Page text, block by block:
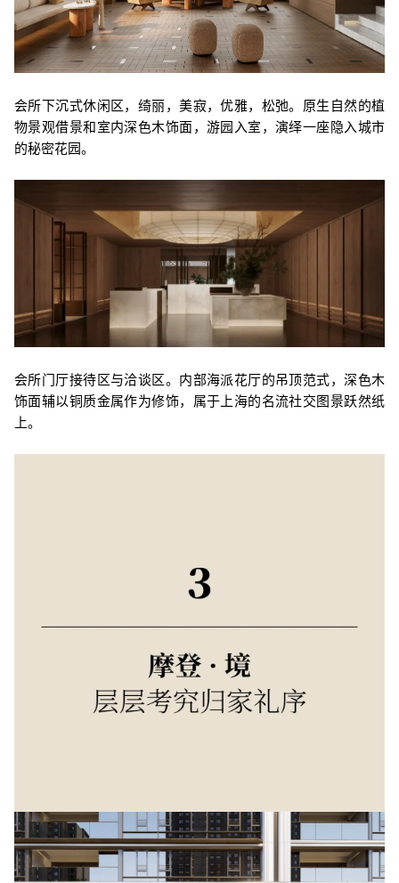
会所下沉式休闲区，绮丽，美寂，优雅，松弛。原生自然的植
物景观借景和室内深色木饰面，游园入室，演绎一座隐入城市
的秘密花园。
会所门厅接待区与洽谈区。内部海派花厅的吊顶范式，深色木
饰面辅以铜质金属作为修饰，属于上海的名流社交图景跃然纸
上。